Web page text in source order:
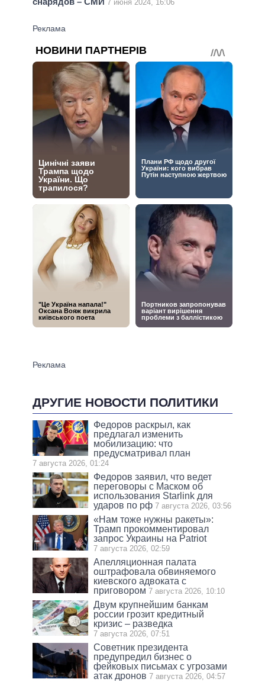
7 июня 2024, 16:06
ДРУГИЕ НОВОСТИ ПОЛИТИКИ
Федоров раскрыл, как
предлагал изменить
мобилизацию: что
предусматривал план
7 августа 2026, 01:24
Федоров заявил, что ведет
переговоры с Маском об
использования Starlink для
ударов по рф 7 августа 2026, 03:56
«Нам тоже нужны ракеты»:
Трамп прокомментировал
запрос Украины на Patriot
7 августа 2026, 02:59
Апелляционная палата
оштрафовала обвиняемого
киевского адвоката с
приговором 7 августа 2026, 10:10
Двум крупнейшим банкам
россии грозит кредитный
кризис – разведка
7 августа 2026, 07:51
Советник президента
предупредил бизнес о
фейковых письмах с угрозами
атак дронов 7 августа 2026, 04:57